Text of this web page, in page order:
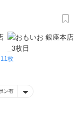
11枚
ン有